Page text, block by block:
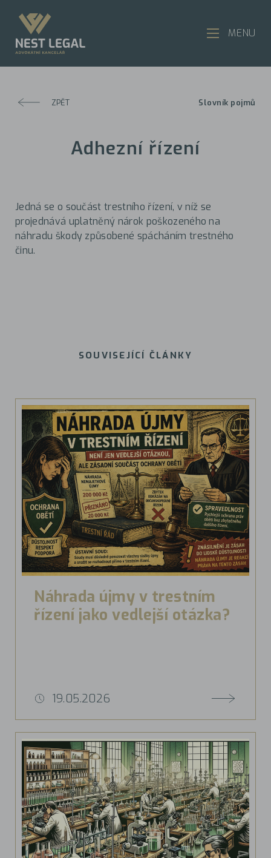
ZPĚT Slovník pojmů
Adhezní řízení
Jedná se o součást trestního řízení, v níž se
projednává uplatněný nárok poškozeného na
náhradu škody způsobené spácháním trestného
činu.
SOUVISEJÍCÍ ČLÁNKY
Náhrada újmy v trestním
řízení jako vedlejší otázka?
19.05.2026
MENU